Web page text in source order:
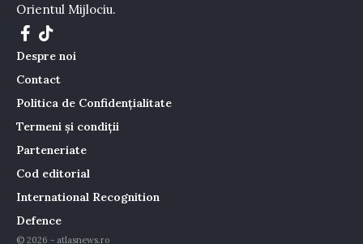
Orientul Mijlociu.
Despre noi
Contact
Politica de Confidențialitate
Termeni și condiții
Parteneriate
Cod editorial
International Recognition
Defence
© 2026 - atlasnews.ro